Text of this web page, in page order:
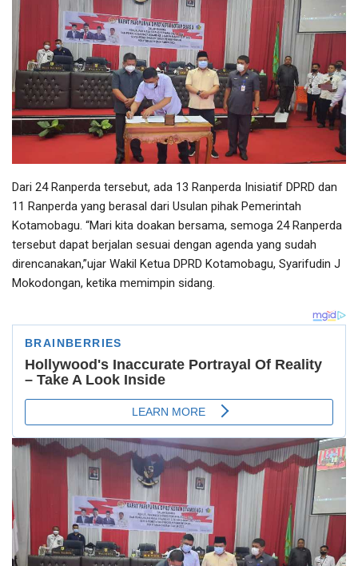
Dari 24 Ranperda tersebut, ada 13 Ranperda Inisiatif DPRD dan
11 Ranperda yang berasal dari Usulan pihak Pemerintah
Kotamobagu. “Mari kita doakan bersama, semoga 24 Ranperda
tersebut dapat berjalan sesuai dengan agenda yang sudah
direncanakan,”ujar Wakil Ketua DPRD Kotamobagu, Syarifudin J
Mokodongan, ketika memimpin sidang.